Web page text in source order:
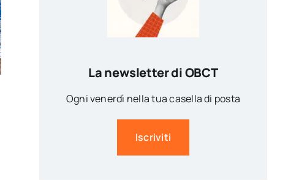
La newsletter di OBCT
Ogni venerdì nella tua casella di posta
Iscriviti